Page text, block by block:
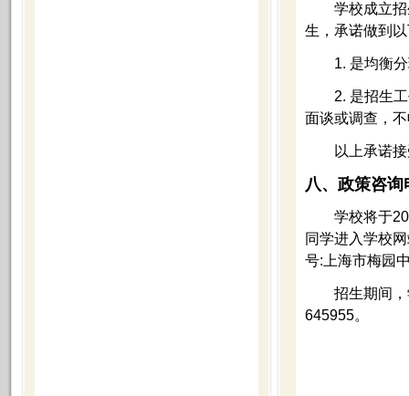
学校成立招生
生，承诺做到
1. 是均衡分
2. 是招生工
面谈或调查，
以上承诺接
八、政策咨询
学校将于
同学进入学校
号:上海市梅园
招生期间，学
645955。